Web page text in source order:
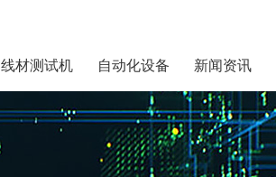
线材测试机 自动化设备 新闻资讯